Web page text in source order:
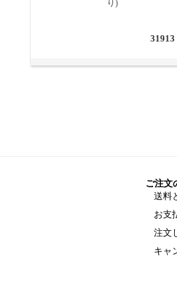
り)
31913
ご注文
送料
お支
注文
キャ